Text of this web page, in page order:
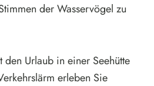
der Wasservögel zu
den Urlaub in einer Seehütte
erleben Sie